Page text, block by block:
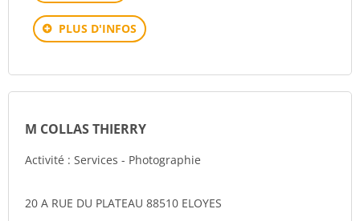
PLUS D'INFOS
M COLLAS THIERRY
Activité : Services - Photographie
20 A RUE DU PLATEAU 88510 ELOYES